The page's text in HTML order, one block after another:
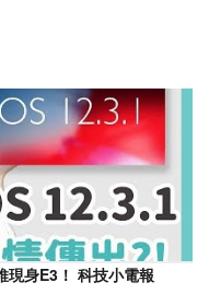
身E3！ 科技小電報